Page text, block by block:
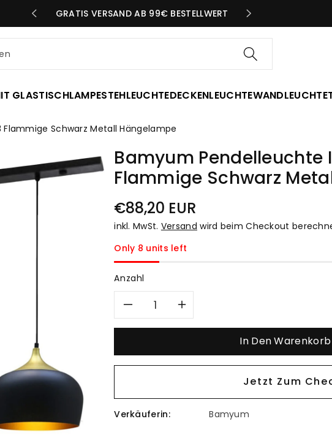
GRATIS VERSAND AB 99€ BESTELLWERT
GLASTISCHLAMPESTEHLEUCHTEDECKENLEUCHTEWANDLEUCHTE
Schwarz Metall Hängelampe
Bamyum Pendelleuchte
Flammige Schwarz
Normaler
Preis
€88,20 EUR
inkl. MwSt. Versand wird beim Checkout
Only 8 units left
Anzahl
Verringere
Menge
für
Bamyum
Erhöhe
Menge
für
Bamyum
In Den
Jetzt Zum
Verkäuferin: Bamyum